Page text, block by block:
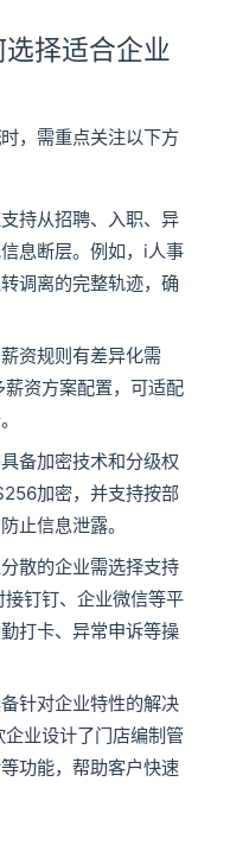
择适合企业
时，需重点关注以下方
持从招聘、入职、异
息断层。例如，i人事
调离的完整轨迹，确
资规则有差异化需
资方案配置，可适配
备加密技术和分级权
加密，并支持按部
止信息泄露。
散的企业需选择支持
钉钉、企业微信等平
打卡、异常申诉等操
针对企业特性的解决
业设计了门店编制管
功能，帮助客户快速